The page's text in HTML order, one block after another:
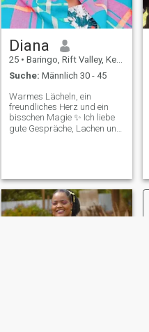
Diana
25 • Baringo, Rift Valley, Kenia
Suche: Männlich 30 - 45
Warmes Lächeln, ein
freundliches Herz und ein
bisschen Magie ✨ Ich liebe
gute Gespräche, Lachen und
das Leben, einen schönen
Moment nach dem anderen.
Alles an mir ist natürlich,
natürliches Haar, natürliche